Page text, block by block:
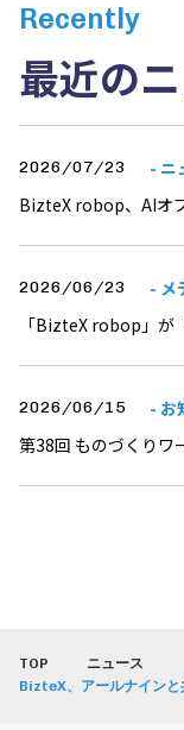
Recently
最近の
2026/07/23
- ニ
BizteX robop、AIオ
2026/06/23
- メ
「BizteX robop」が
2026/06/15
- お
第38回 ものづくりワ
TOP
ニュース
BizteX、アールナインと